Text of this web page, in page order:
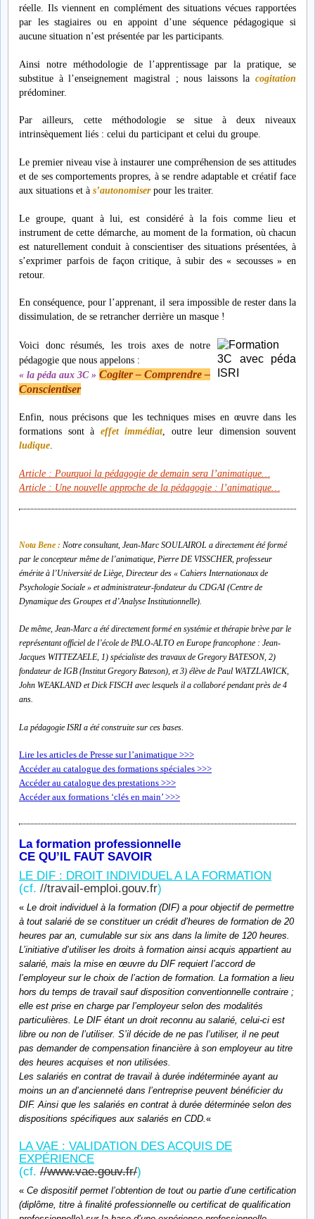
réelle. Ils viennent en complément des situations vécues rapportées
par les stagiaires ou en appoint d’une séquence pédagogique si
aucune situation n’est présentée par les participants.
Ainsi notre méthodologie de l’apprentissage par la pratique, se
substitue à l’enseignement magistral ; nous laissons la cogitation
prédominer.
Par ailleurs, cette méthodologie se situe à deux niveaux
intrinsèquement liés : celui du participant et celui du groupe.
Le premier niveau vise à instaurer une compréhension de ses attitudes
et de ses comportements propres, à se rendre adaptable et créatif face
aux situations et à s’autonomiserpour les traiter.
Le groupe, quant à lui, est considéré à la fois comme lieu et
instrument de cette démarche, au moment de la formation, où chacun
est naturellement conduit à conscientiser des situations présentées, à
s’exprimer parfois de façon critique, à subir des « secousses » en
retour.
En conséquence,pour l’apprenant,il sera impossible de rester dans la
dissimulation, de se retrancher derrière un masque !
Voici donc résumés, les trois axes de notre
pédagogie que nous appelons :
« la péda aux 3C » Cogiter – Comprendre –
Conscientiser
Enfin, nous précisons que les techniques mises en œuvre dans les
formations sont à effet immédiat, outre leur dimension souvent
ludique.
Article : Pourquoi la pédagogie de demain sera l’animatique…
Article : Une nouvelle approche de la pédagogie : l’animatique…
Nota Bene : Notre consultant, Jean-Marc SOULAIROL a directement été formé
par le concepteur même de l’animatique, Pierre DE VISSCHER, professeur
émérite à l’Université de Liège, Directeur des « Cahiers Internationaux de
Psychologie Sociale » et administrateur-fondateur du CDGAI (Centre de
Dynamique des Groupes et d’Analyse Institutionnelle).
De même, Jean-Marc a été directement formé en systémie et thérapie brève par le
représentant officiel de l’école de PALO-ALTO en Europe francophone : Jean-
Jacques WITTEZAELE, 1) spécialiste des travaux de Gregory BATESON, 2)
fondateur de IGB (Institut Gregory Bateson), et 3) élève de Paul WATZLAWICK,
John WEAKLAND et Dick FISCH avec lesquels il a collaboré pendant près de 4
ans.
La pédagogie ISRI a été construite sur ces bases.
Lire les articles de Presse sur l’animatique >>>
Accéder au catalogue des formations spéciales >>>
Accéder au catalogue des prestations >>>
Accéder aux formations ‘clés en main’ >>>
La formation professionnelle
CE QU’IL FAUT SAVOIR
LE DIF : DROIT INDIVIDUEL A LA FORMATION
(cf. //travail-emploi.gouv.fr)
« Le droit individuel à la formation (DIF) a pour objectif de permettre
à tout salarié de se constituer un crédit d’heures de formation de 20
heures par an, cumulable sur six ans dans la limite de 120 heures.
L’initiative d’utiliser les droits à formation ainsi acquis appartient au
salarié, mais la mise en œuvre du DIF requiert l’accord de
l’employeur sur le choix de l’action de formation. La formation a lieu
hors du temps de travail sauf disposition conventionnelle contraire ;
elle est prise en charge par l’employeur selon des modalités
particulières. Le DIF étant un droit reconnu au salarié, celui-ci est
libre ou non de l’utiliser. S’il décide de ne pas l’utiliser, il ne peut
pas demander de compensation financière à son employeur au titre
des heures acquises et non utilisées.
Les salariés en contrat de travail à durée indéterminée ayant au
moins un an d’ancienneté dans l’entreprise peuvent bénéficier du
DIF. Ainsi que les salariés en contrat à durée déterminée selon des
dispositions spécifiques aux salariés en CDD.«
LA VAE : VALIDATION DES ACQUIS DE
EXPÉRIENCE
(cf. //www.vae.gouv.fr/)
« Ce dispositif permet l’obtention de tout ou partie d’une certification
(diplôme, titre à finalité professionnelle ou certificat de qualification